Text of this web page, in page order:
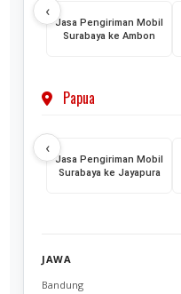
‹
Jasa Pengiriman Mobil
Surabaya ke Ambon
Papua
‹
Jasa Pengiriman Mobil
Surabaya ke Jayapura
JAWA
Bandung